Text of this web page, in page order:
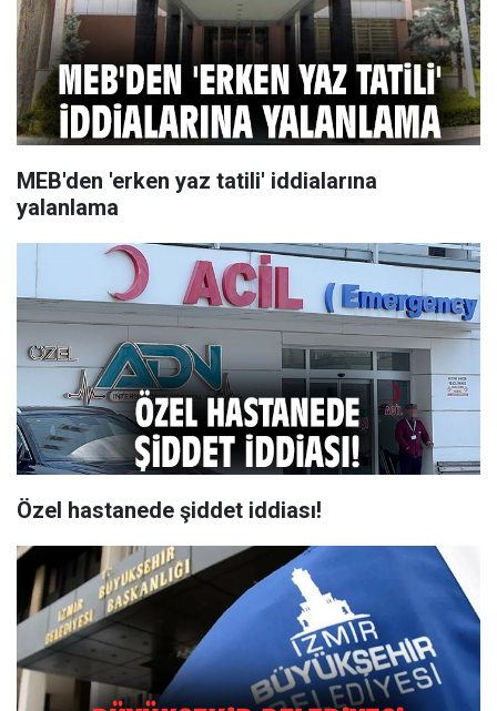
MEB'den 'erken yaz tatili' iddialarına
yalanlama
Özel hastanede şiddet iddiası!